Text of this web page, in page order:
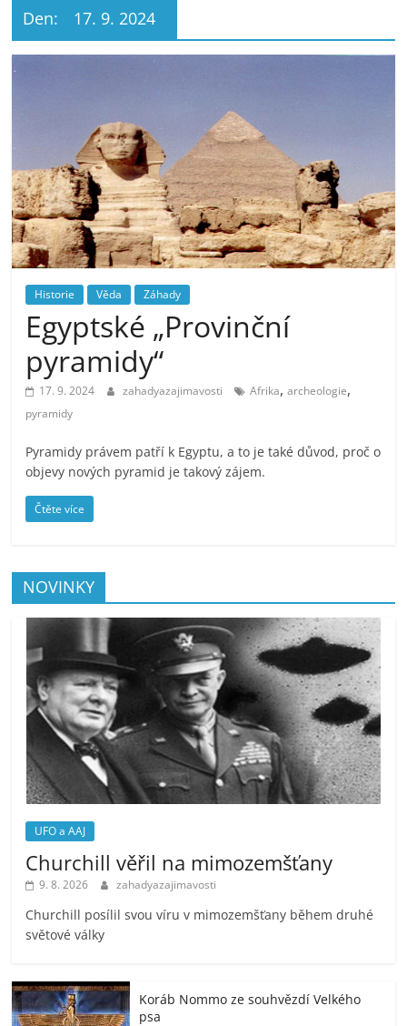
Den: 17. 9. 2024
Historie Věda Záhady
Egyptské „Provinční
pyramidy“
17. 9. 2024 zahadyazajimavosti Afrika,archeologie,
pyramidy
Pyramidy právem patří k Egyptu, a to je také důvod, proč o
objevy nových pyramid je takový zájem.
Čtěte více
NOVINKY
UFO a AAJ
Churchill věřil na mimozemšťany
9. 8. 2026 zahadyazajimavosti
Churchill posílil svou víru v mimozemšťany během druhé
světové války
Koráb Nommo ze souhvězdí Velkého
psa